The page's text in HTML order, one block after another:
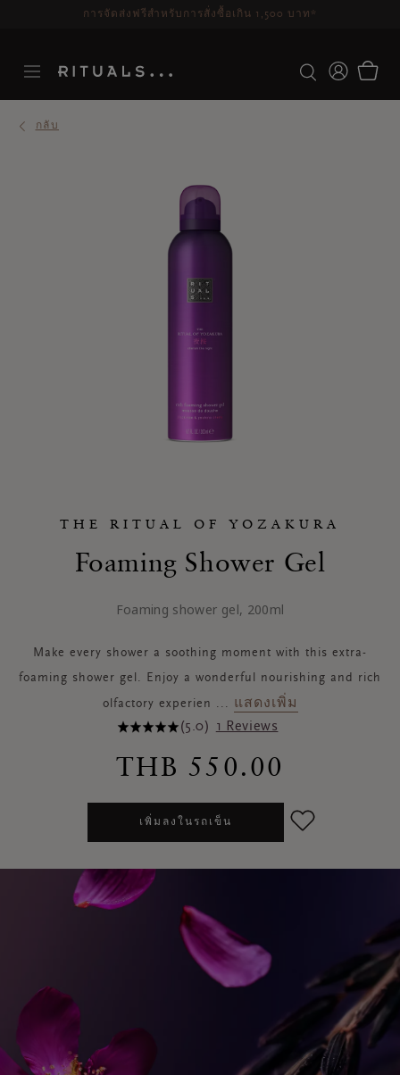
ระยะเวลาจัดส่ง 3-5 วันทำการ ดูเพิ่มเติม
กลับ
THE RITUAL OF YOZAKURA
Foaming Shower Gel
Foaming shower gel, 200ml​
Make every shower a soothing moment with this extra-
foaming shower gel. Enjoy a wonderful nourishing and rich
olfactory experien ... แสดงเพิ่ม
(5.0)
1 Reviews
THB 550.00
เพิ่มลงในรถเข็น